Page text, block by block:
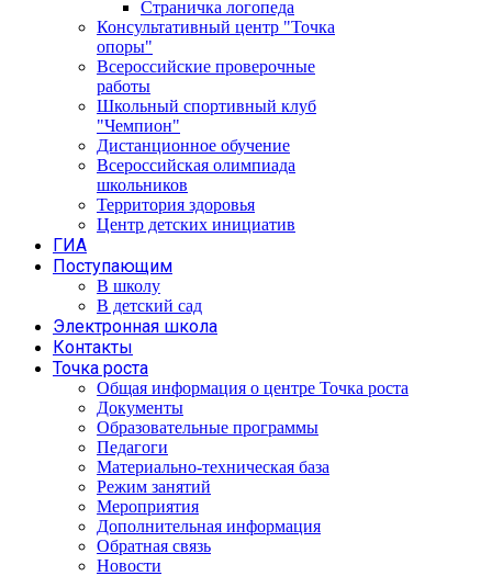
Страничка логопеда
Консультативный центр "Точка
опоры"
Всероссийские проверочные
работы
Школьный спортивный клуб
"Чемпион"
Дистанционное обучение
Всероссийская олимпиада
школьников
Территория здоровья
Центр детских инициатив
ГИА
Поступающим
В школу
В детский сад
Электронная школа
Контакты
Точка роста
Общая информация о центре Точка роста
Документы
Образовательные программы
Педагоги
Материально-техническая база
Режим занятий
Мероприятия
Дополнительная информация
Обратная связь
Новости